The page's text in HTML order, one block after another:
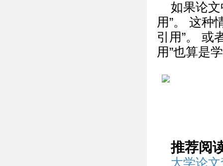
如果论
用”。 这种
引用”。 或
用”也算是
推荐阅
大学论